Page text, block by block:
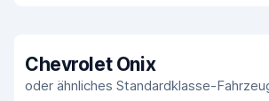
Chevrolet Onix
oder ähnliches Standardklasse-